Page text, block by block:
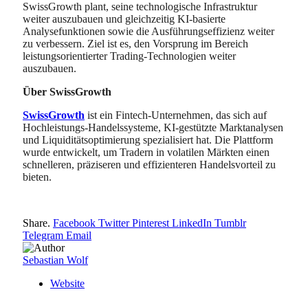
SwissGrowth plant, seine technologische Infrastruktur
weiter auszubauen und gleichzeitig KI-basierte
Analysefunktionen sowie die Ausführungseffizienz weiter
zu verbessern. Ziel ist es, den Vorsprung im Bereich
leistungsorientierter Trading-Technologien weiter
auszubauen.
Über SwissGrowth
SwissGrowth ist ein Fintech-Unternehmen, das sich auf
Hochleistungs-Handelssysteme, KI-gestützte Marktanalysen
und Liquiditätsoptimierung spezialisiert hat. Die Plattform
wurde entwickelt, um Tradern in volatilen Märkten einen
schnelleren, präziseren und effizienteren Handelsvorteil zu
bieten.
Share. Facebook Twitter Pinterest LinkedIn Tumblr
Telegram Email
Sebastian Wolf
Website